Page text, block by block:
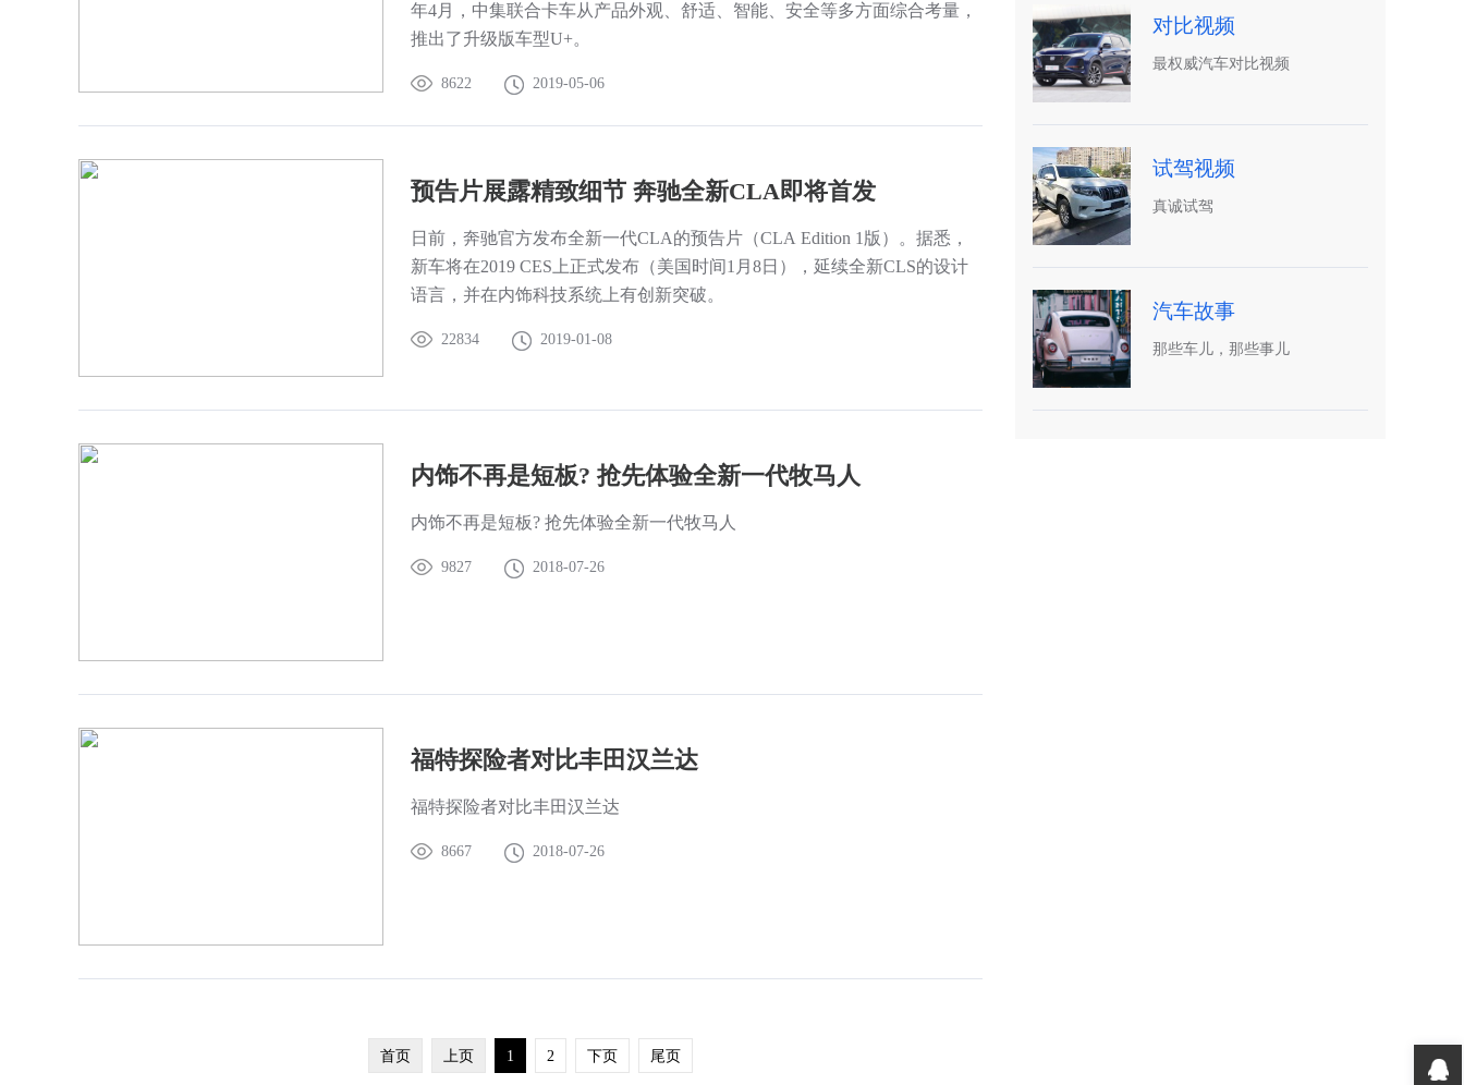
年4月，中集联合卡车从产品外观、舒适、智能、安全等多方面综合考量，
推出了升级版车型U+。
8622 2019-05-06
预告片展露精致细节 奔驰全新CLA即将首发
日前，奔驰官方发布全新一代CLA的预告片（CLA Edition 1版）。据悉，
新车将在2019 CES上正式发布（美国时间1月8日），延续全新CLS的设计
语言，并在内饰科技系统上有创新突破。
22834 2019-01-08
内饰不再是短板? 抢先体验全新一代牧马人
内饰不再是短板? 抢先体验全新一代牧马人
9827 2018-07-26
福特探险者对比丰田汉兰达
福特探险者对比丰田汉兰达
8667 2018-07-26
首页 上页 1 2 下页 尾页
对比视频
最权威汽车对比视频
试驾视频
真诚试驾
汽车故事
那些车儿，那些事儿